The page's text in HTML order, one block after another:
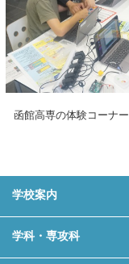
函館高専の体験コーナー
学校案内
学科・専攻科